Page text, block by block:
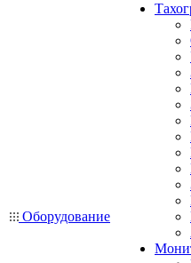
Оборудование